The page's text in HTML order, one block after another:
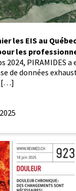
les EIS au
les
2024, PIRAMIDES a
de données
[…]